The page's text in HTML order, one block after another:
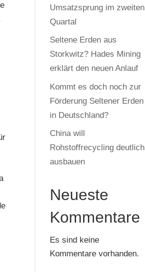
Umsatzsprung im zweiten
Quartal
Seltene Erden aus
Storkwitz? Hades Mining
erklärt den neuen Anlauf
Kommt es doch noch zur
Förderung Seltener Erden
in Deutschland?
China will
Rohstoffrecycling deutlich
ausbauen
Neueste
Kommentare
Es sind keine
Kommentare vorhanden.